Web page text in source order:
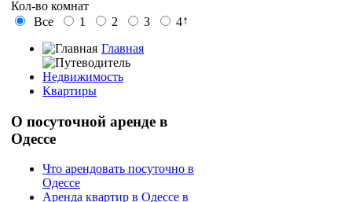
Кол-во комнат
Все
1 2 3 4↑
Главная
Недвижимость
Квартиры
О посуточной аренде в
Одессе
Что арендовать посуточно в
Одессе
Аренда квартир в Одессе в